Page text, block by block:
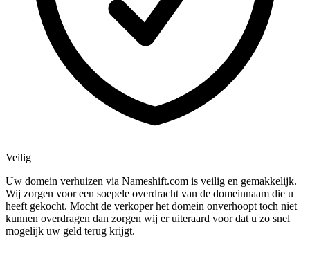
Veilig
Uw domein verhuizen via Nameshift.com is veilig en gemakkelijk.
Wij zorgen voor een soepele overdracht van de domeinnaam die u
heeft gekocht. Mocht de verkoper het domein onverhoopt toch niet
kunnen overdragen dan zorgen wij er uiteraard voor dat u zo snel
mogelijk uw geld terug krijgt.